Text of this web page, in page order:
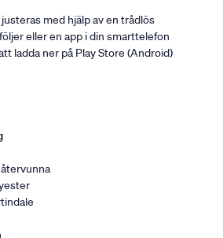
med hjälp av en trådlös
eller en app i din smarttelefon
ladda ner på Play Store (Android)